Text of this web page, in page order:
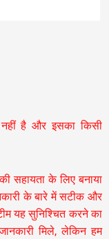
है और इसका किसी
सहायता के लिए बनाया
के बारे में सटीक और
यह सुनिश्चित करने का
मिले, लेकिन हम